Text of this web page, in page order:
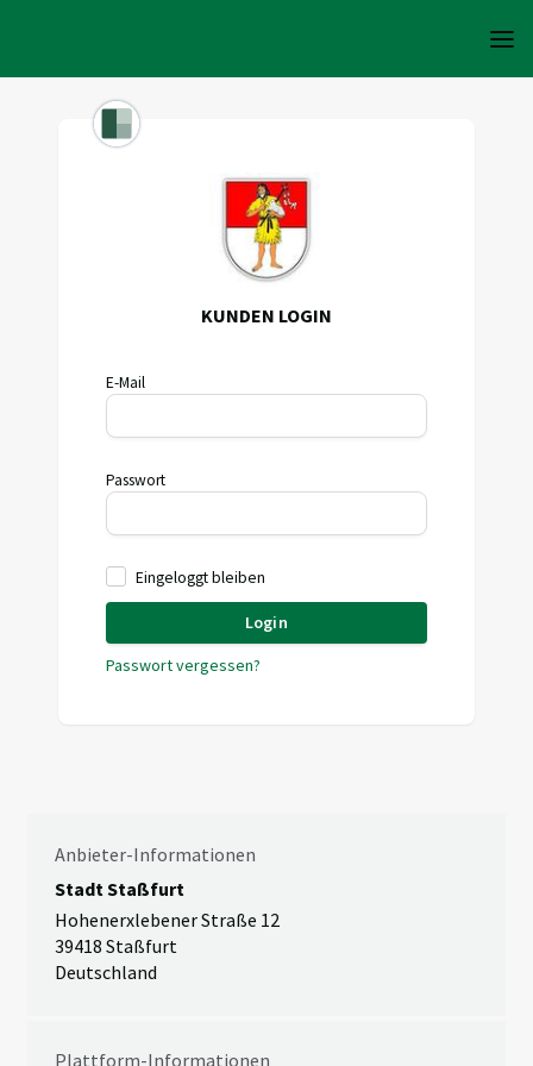
KUNDEN LOGIN
E-Mail
Passwort
Eingeloggt bleiben
Login
Passwort vergessen?
Anbieter-Informationen
Stadt Staßfurt
Hohenerxlebener Straße 12
39418 Staßfurt
Deutschland
Plattform-Informationen